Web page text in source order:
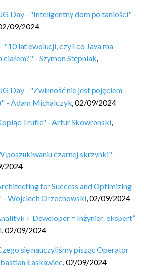
Day - "Inteligentny dom po taniości" -
09/2024
"10 lat ewolucji, czyli co Java ma
- Szymon Stępniak,
Day - "Zwinność nie jest pojęciem
- Adam Michalczyk,02/09/2024
Trufle" - Artur Skowronski,
poszukiwaniu czarnej skrzynki" -
2024
for Success and Optimizing
- Wojciech Orzechowski,02/09/2024
+ Deweloper = Inżynier-ekspert”
,02/09/2024
się nauczyliśmy pisząc Operator
Łaskawiec,02/09/2024